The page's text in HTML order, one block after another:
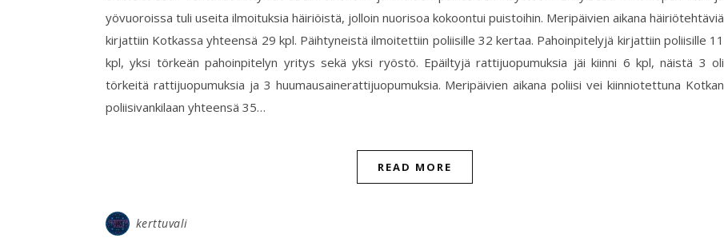
yövuoroissa tuli useita ilmoituksia häiriöistä, jolloin nuorisoa kokoontui puistoihin. Meripäivien aikana häiriötehtäviä
kirjattiin Kotkassa yhteensä 29 kpl. Päihtyneistä ilmoitettiin poliisille 32 kertaa. Pahoinpitelyjä kirjattiin poliisille 11
kpl, yksi törkeän pahoinpitelyn yritys sekä yksi ryöstö. Epäiltyjä rattijuopumuksia jäi kiinni 6 kpl, näistä 3 oli
törkeitä rattijuopumuksia ja 3 huumausainerattijuopumuksia. Meripäivien aikana poliisi vei kiinniotettuna Kotkan
poliisivankilaan yhteensä 35…
READ MORE
kerttuvali